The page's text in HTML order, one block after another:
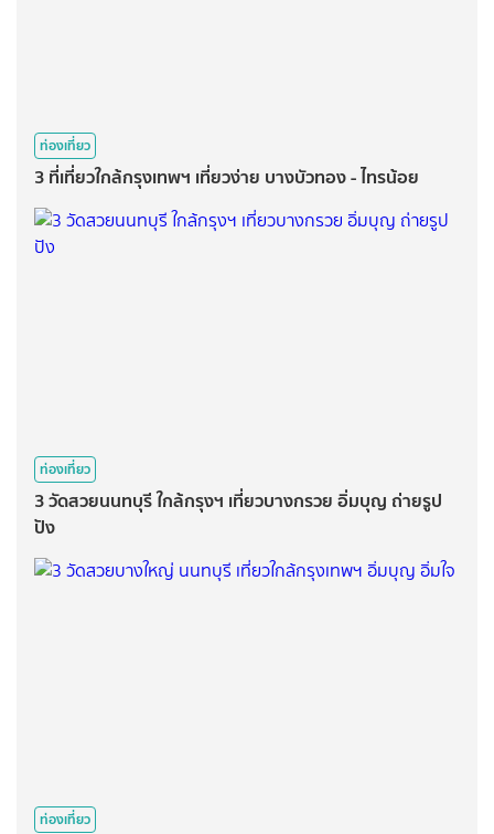
ท่องเที่ยว
3 ที่เที่ยวใกล้กรุงเทพฯ เที่ยวง่าย บางบัวทอง - ไทรน้อย
ท่องเที่ยว
3 วัดสวยนนทบุรี ใกล้กรุงฯ เที่ยวบางกรวย อิ่มบุญ ถ่ายรูป
ปัง
ท่องเที่ยว